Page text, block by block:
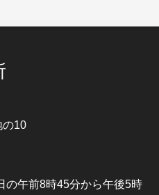
の10
の午前8時45分から午後5時